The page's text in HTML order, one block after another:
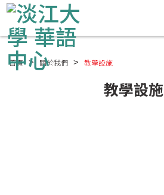
首頁 關於我們 教學設施
教學設施